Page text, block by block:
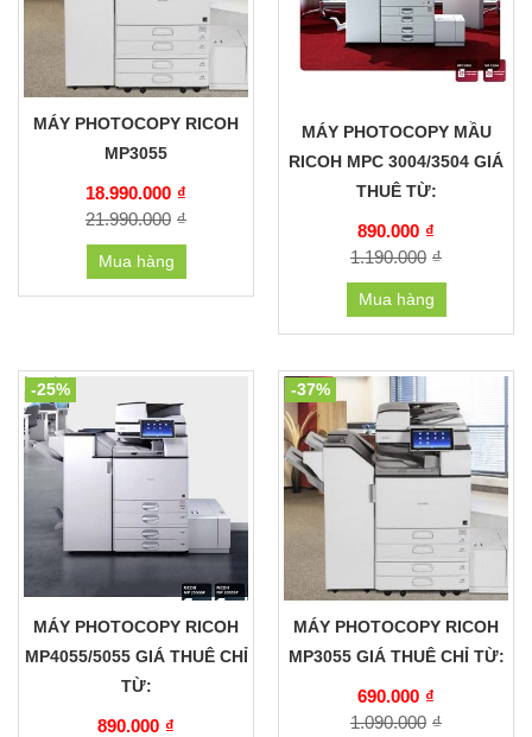
MÁY PHOTOCOPY RICOH
MP3055
18.990.000 ₫
21.990.000 ₫
Mua hàng
MÁY PHOTOCOPY MẦU
RICOH MPC 3004/3504 GIÁ
THUÊ TỪ:
890.000 ₫
1.190.000 ₫
Mua hàng
MÁY PHOTOCOPY RICOH
MP4055/5055 GIÁ THUÊ CHỈ
TỪ:
890.000 ₫
-25%
MÁY PHOTOCOPY RICOH
MP3055 GIÁ THUÊ CHỈ TỪ:
690.000 ₫
1.090.000 ₫
-37%